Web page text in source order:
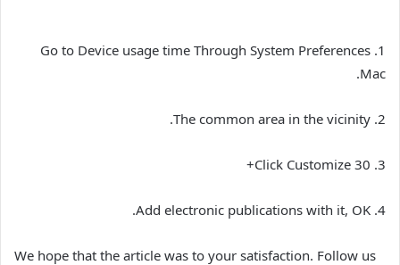
1. Go to
Device usage time Through System Preferences
Mac
.
2. The common area in the vicinity.
3. Click Customize 30+
4. Add electronic publications with it, OK.
We hope that the article was to your satisfaction. Follow us